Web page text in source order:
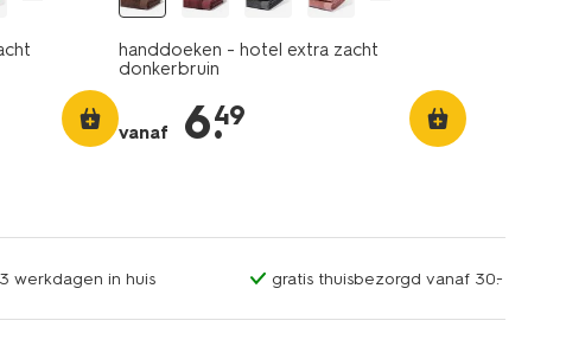
handdoeken - hotel extra zacht
donkerbruin
vanaf 6.
49
werkdagen in huis gratis thuisbezorgd vanaf 30.-